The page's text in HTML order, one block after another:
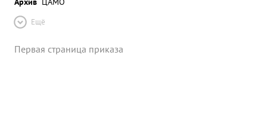
Ещё
Первая страница приказа